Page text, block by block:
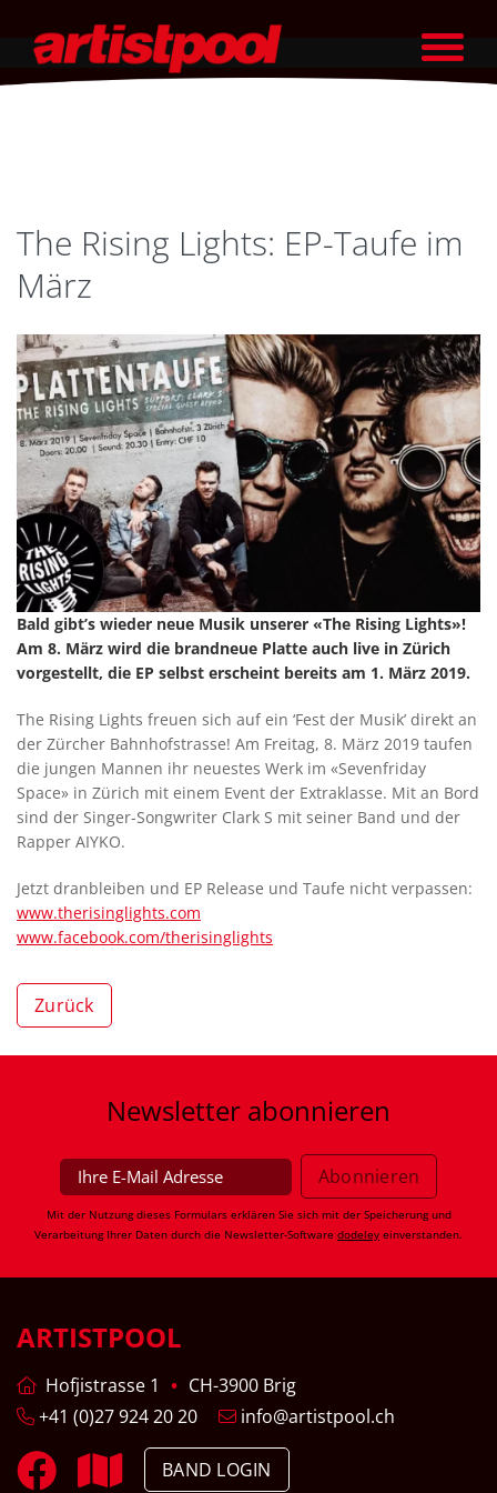
The Rising Lights: EP-Taufe im
März
Bald gibt’s wieder neue Musik unserer «The Rising Lights»!
Am 8. März wird die brandneue Platte auch live in Zürich
vorgestellt, die EP selbst erscheint bereits am 1. März 2019.
The Rising Lights freuen sich auf ein ‘Fest der Musik’ direkt an
der Zürcher Bahnhofstrasse! Am Freitag, 8. März 2019 taufen
die jungen Mannen ihr neuestes Werk im «Sevenfriday
Space» in Zürich mit einem Event der Extraklasse. Mit an Bord
sind der Singer-Songwriter Clark S mit seiner Band und der
Rapper AIYKO.
Jetzt dranbleiben und EP Release und Taufe nicht verpassen:
www.therisinglights.com
www.facebook.com/therisinglights
Zurück
Newsletter abonnieren
Mit der Nutzung dieses Formulars erklären Sie sich mit der Speicherung und
Verarbeitung Ihrer Daten durch die Newsletter-Software dodeley einverstanden.
ARTISTPOOL
Hofjistrasse 1
CH-3900 Brig
+41 (0)27 924 20 20
info@artistpool.ch
BAND LOGIN